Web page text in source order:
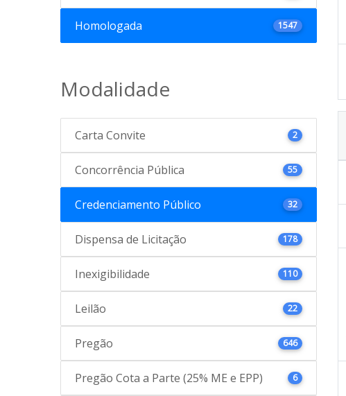
Homologada 1547
Modalidade
Carta Convite 2
Concorrência Pública 55
Credenciamento Público 32
Dispensa de Licitação 178
Inexigibilidade 110
Leilão 22
Pregão 646
Pregão Cota a Parte (25% ME e EPP) 6